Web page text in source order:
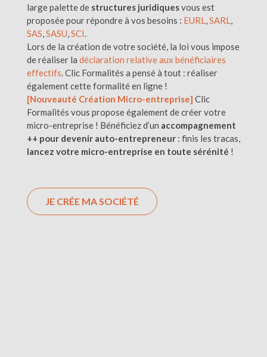
large palette de structures juridiquesvous est
proposée pour répondre à vos besoins : EURL,SARL,
SAS,SASU,SCI.
Lors de la création de votre société, la loi vous impose
de réaliser la déclaration relative aux bénéficiaires
effectifs. Clic Formalités a pensé à tout : réaliser
également cette formalité en ligne !
[Nouveauté Création Micro-entreprise] Clic
Formalités vous propose également de créer votre
micro-entreprise ! Bénéficiez d’un accompagnement
++ pour devenir auto-entrepreneur : finis les tracas,
lancez votre micro-entreprise en toute sérénité !
JE CRÉE MA SOCIÉTÉ